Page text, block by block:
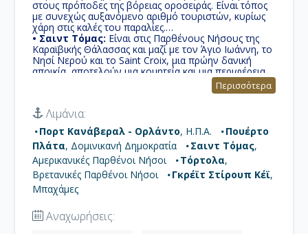
στους πρόποδες της βόρειας οροσειράς. Είναι τόπος
με συνεχώς αυξανόμενο αριθμό τουριστών, κυρίως
χάρη στις καλές του παραλίες.
• Σαιντ Τόμας: Είναι στις Παρθένους Νήσους της
Καραϊβικής Θάλασσας και μαζί με τον Άγιο Ιωάννη, το
Νησί Νερού και το Saint Croix, μια πρώην δανική
αποικία, αποτελούν μια κομητεία και μια περιφέρεια
των αμερικανικών Παρθένων Νήσων μια μη
καταχωρημένη στην επικράτεια Ηνωμένων Πολιτειών.
• Τόρτολα:
πυκνοκατοικημένη από τις Βρετανικές Παρθένες
Νήσους. Τοπική παράδοση αφηγείται οτι ο
Χριστόφορος Κολόμβος ονόμασε το νησί Tortola,
που σημαίνει «τρυγόνι» στα ισπανικά.
• Γκρέϊτ Στίρουπ Κέϊ:Η Norwegian Cruise Line
αγόρασε το νησί από τη Belcher Oil Company το 1977
και αυτό αναπτύχθηκε σ' ένα ιδιωτικό νησί για τους
επιβάτες των κρουαζιερόπλοιων τους.
Περισσότερα
Λιμάνια:
Πορτ Κανάβεραλ - Ορλάντο, Η.Π.Α.
Πουέρτο
Πλάτα, Δομινικανή Δημοκρατία Σαιντ Τόμας,
Αμερικανικές Παρθένοι Νήσοι
Τόρτολα,
Βρετανικές Παρθένοι Νήσοι
Γκρέϊτ Στίρουπ Κέϊ,
Μπαχάμες
Αναχωρήσεις: